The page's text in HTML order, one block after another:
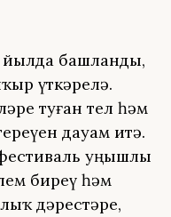
йылда башланды,
үткәрелә.
туған тел һәм
дауам итә.
уңышлы
биреү һәм
дәрестәре,